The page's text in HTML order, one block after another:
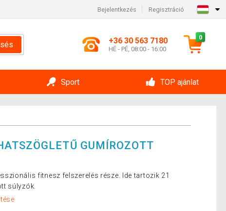
Bejelentkezés Regisztráció
+36 30 563 7180
HÉ - PÉ, 08:00 - 16:00
0
Sport TOP ajánlat
GUMÍROZOTT
fitnesz felszerelés része. Ide tartozik 21
súlyzók.